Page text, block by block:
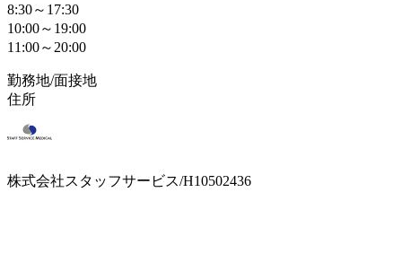
8:30～17:30
10:00～19:00
11:00～20:00
勤務地/面接地
住所
株式会社スタッフサービス/H10502436